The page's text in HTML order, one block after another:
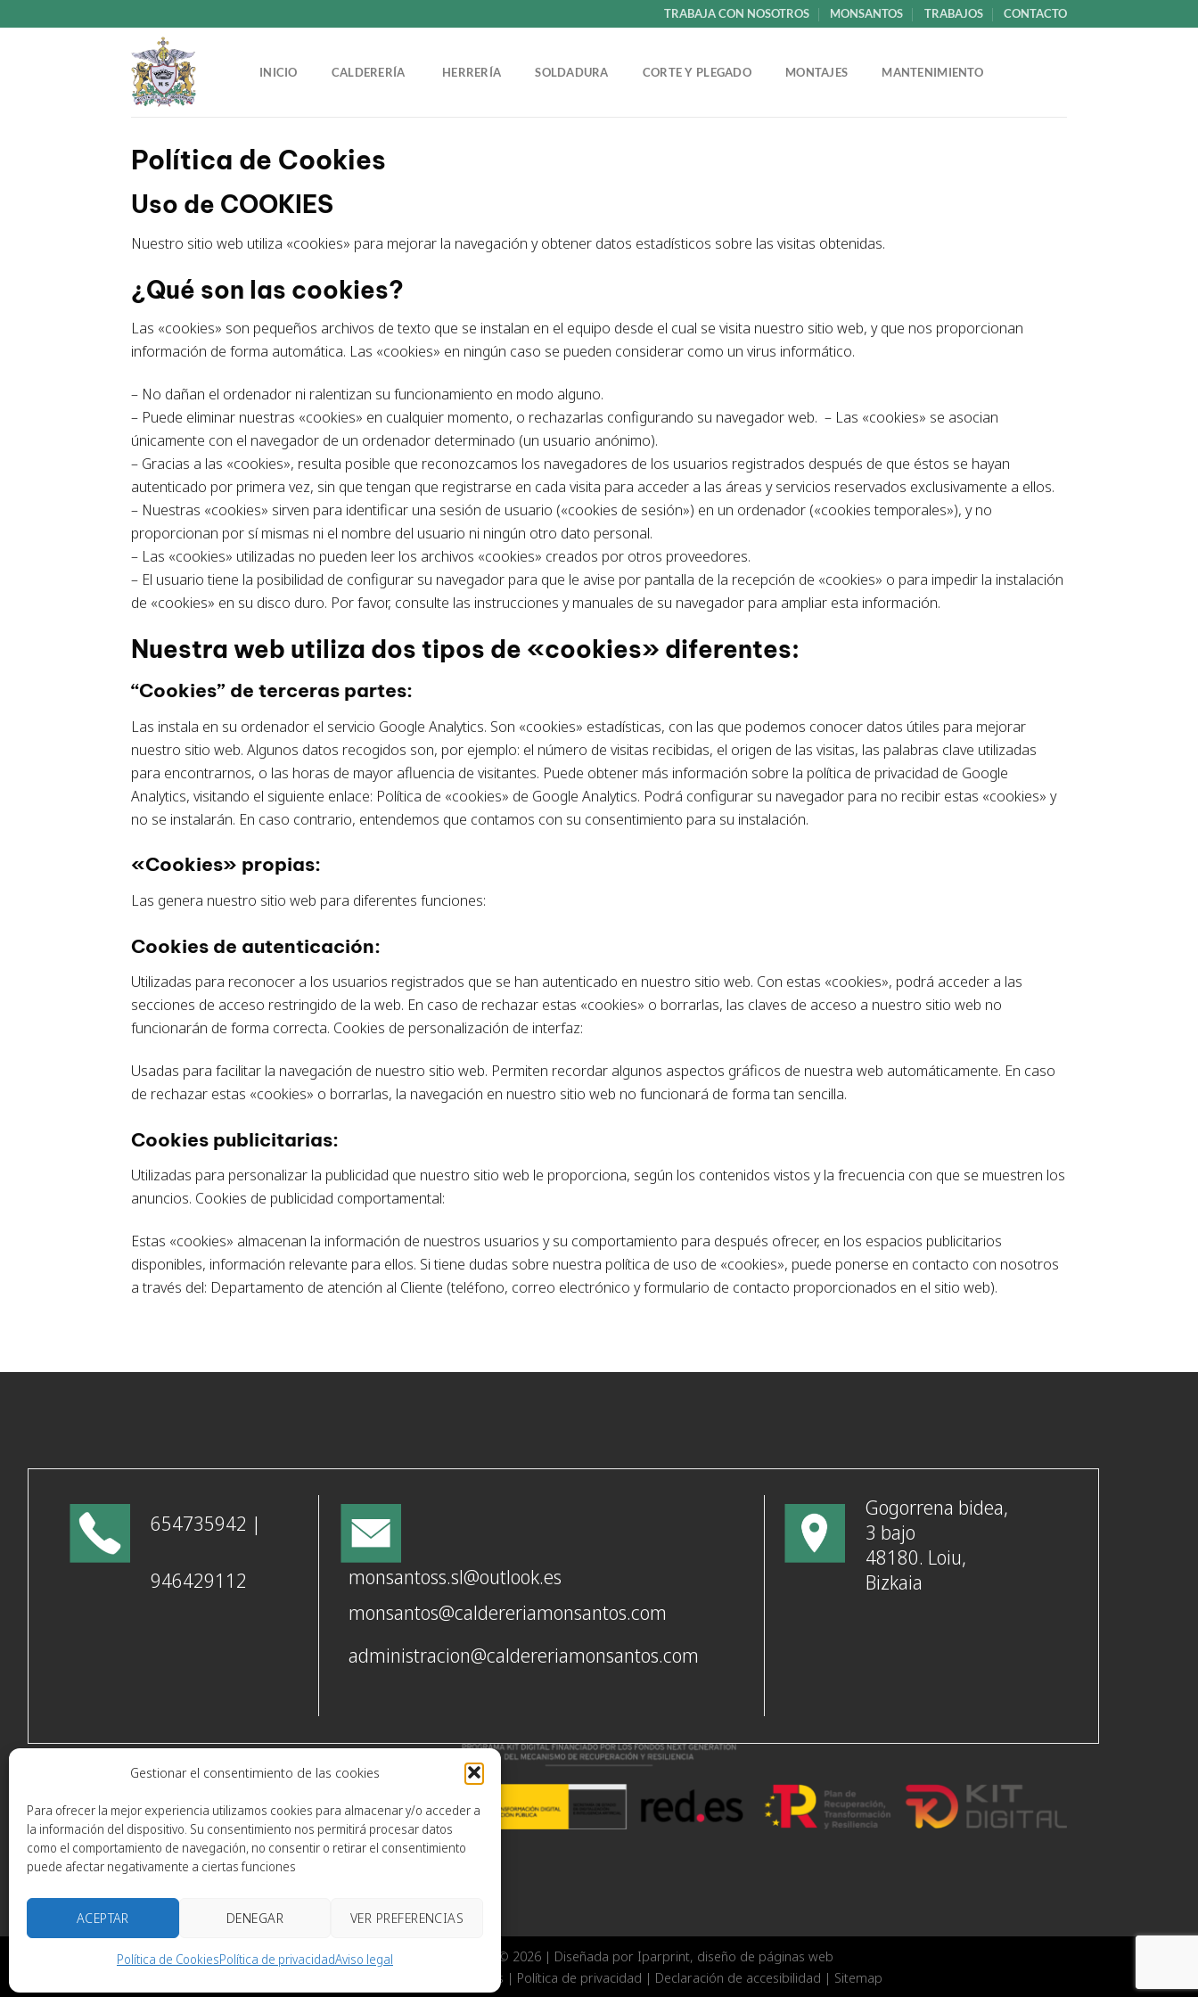
Gestionar el consentimiento de las cookies
Para ofrecer la mejor experiencia utilizamos cookies para almacenar y/o acceder a
la información del dispositivo. Su consentimiento nos permitirá procesar datos
como el comportamiento de navegación, no consentir o retirar el consentimiento
puede afectar negativamente a ciertas funciones
ACEPTAR DENEGAR VER PREFERENCIAS
Política de CookiesPolítica de privacidadAviso legal
al
TRABAJA CON NOSOTROS MONSANTOS TRABAJOS CONTACTO
INICIO CALDERERÍA HERRERÍA SOLDADURA CORTE Y PLEGADO MONTAJES MANTENIMIENTO
Política de Cookies
Uso de COOKIES
Nuestro sitio web utiliza «cookies» para mejorar la navegación y obtener datos estadísticos sobre las visitas obtenidas.
¿Qué son las cookies?
Las «cookies» son pequeños archivos de texto que se instalan en el equipo desde el cual se visita nuestro sitio web, y que nos proporcionan
información de forma automática. Las «cookies» en ningún caso se pueden considerar como un virus informático.
– No dañan el ordenador ni ralentizan su funcionamiento en modo alguno.
– Puede eliminar nuestras «cookies» en cualquier momento, o rechazarlas configurando su navegador web. – Las «cookies» se asocian
únicamente con el navegador de un ordenador determinado (un usuario anónimo).
– Gracias a las «cookies», resulta posible que reconozcamos los navegadores de los usuarios registrados después de que éstos se hayan
autenticado por primera vez, sin que tengan que registrarse en cada visita para acceder a las áreas y servicios reservados exclusivamente a ellos.
– Nuestras «cookies» sirven para identificar una sesión de usuario («cookies de sesión») en un ordenador («cookies temporales»), y no
proporcionan por sí mismas ni el nombre del usuario ni ningún otro dato personal.
– Las «cookies» utilizadas no pueden leer los archivos «cookies» creados por otros proveedores.
– El usuario tiene la posibilidad de configurar su navegador para que le avise por pantalla de la recepción de «cookies» o para impedir la instalación
de «cookies» en su disco duro. Por favor, consulte las instrucciones y manuales de su navegador para ampliar esta información.
Nuestra web utiliza dos tipos de «cookies» diferentes:
“Cookies” de terceras partes:
Las instala en su ordenador el servicio Google Analytics. Son «cookies» estadísticas, con las que podemos conocer datos útiles para mejorar
nuestro sitio web. Algunos datos recogidos son, por ejemplo: el número de visitas recibidas, el origen de las visitas, las palabras clave utilizadas
para encontrarnos, o las horas de mayor afluencia de visitantes. Puede obtener más información sobre la política de privacidad de Google
Analytics, visitando el siguiente enlace: Política de «cookies» de Google Analytics. Podrá configurar su navegador para no recibir estas «cookies» y
no se instalarán. En caso contrario, entendemos que contamos con su consentimiento para su instalación.
«Cookies» propias:
Las genera nuestro sitio web para diferentes funciones:
Cookies de autenticación:
Utilizadas para reconocer a los usuarios registrados que se han autenticado en nuestro sitio web. Con estas «cookies», podrá acceder a las
secciones de acceso restringido de la web. En caso de rechazar estas «cookies» o borrarlas, las claves de acceso a nuestro sitio web no
funcionarán de forma correcta. Cookies de personalización de interfaz:
Usadas para facilitar la navegación de nuestro sitio web. Permiten recordar algunos aspectos gráficos de nuestra web automáticamente. En caso
de rechazar estas «cookies» o borrarlas, la navegación en nuestro sitio web no funcionará de forma tan sencilla.
Cookies publicitarias:
Utilizadas para personalizar la publicidad que nuestro sitio web le proporciona, según los contenidos vistos y la frecuencia con que se muestren los
anuncios. Cookies de publicidad comportamental:
Estas «cookies» almacenan la información de nuestros usuarios y su comportamiento para después ofrecer, en los espacios publicitarios
disponibles, información relevante para ellos. Si tiene dudas sobre nuestra política de uso de «cookies», puede ponerse en contacto con nosotros
a través del: Departamento de atención al Cliente (teléfono, correo electrónico y formulario de contacto proporcionados en el sitio web).
654735942 |
946429112
monsantoss.sl@outlook.es
monsantos@caldereriamonsantos.com
administracion@caldereriamonsantos.com
Gogorrena bidea,
3 bajo
48180. Loiu,
Bizkaia
Calderería Monsantos © 2026 | Diseñada por Iparprint, diseño de páginas web
Política de cookies | Política de privacidad | Declaración de accesibilidad | Sitemap